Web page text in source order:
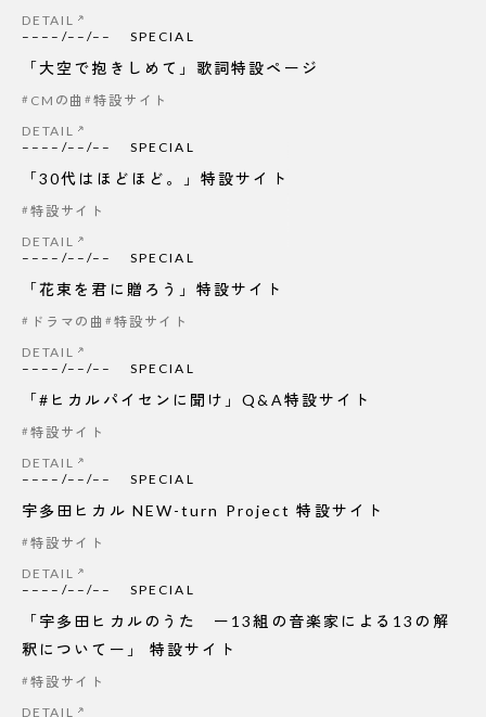
DETAIL
––––/––/––
SPECIAL
「大空で抱きしめて」歌詞特設ページ
CMの曲 特設サイト
DETAIL
––––/––/––
SPECIAL
「30代はほどほど。」特設サイト
特設サイト
DETAIL
––––/––/––
SPECIAL
「花束を君に贈ろう」特設サイト
ドラマの曲
特設サイト
DETAIL
––––/––/––
SPECIAL
「#ヒカルパイセンに聞け」Q&A特設サイト
特設サイト
DETAIL
––––/––/––
SPECIAL
宇多田ヒカル NEW-turn Project 特設サイト
特設サイト
DETAIL
––––/––/––
SPECIAL
「宇多田ヒカルのうた ー13組の音楽家による13の解
釈についてー」 特設サイト
特設サイト
DETAIL